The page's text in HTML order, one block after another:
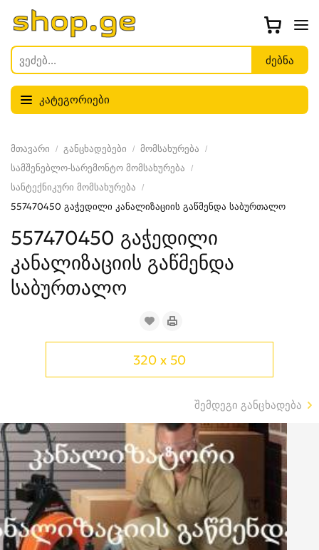
კატეგორიები
მთავარი განცხადებები
მომსახურება
სამშენებლო-სარემონტო მომსახურება
სანტექნიკური მომსახურება
557470450 გაჭედილი კანალიზაციის გაწმენდა საბურთალო
557470450 გაჭედილი
კანალიზაციის გაწმენდა
საბურთალო
320 x 50
შემდეგი განცხადება